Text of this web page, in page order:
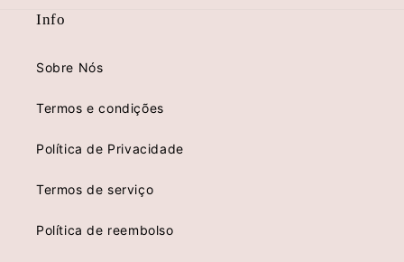
Info
Sobre Nós
Termos e condições
Política de Privacidade
Termos de serviço
Política de reembolso